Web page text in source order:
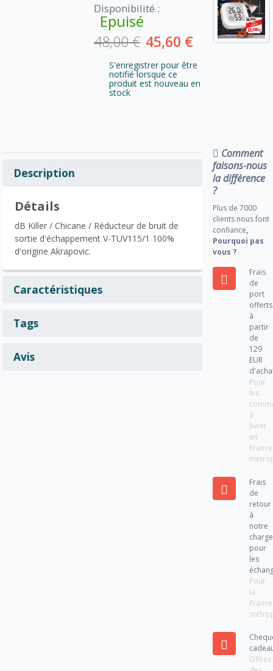
Disponibilité :
Epuisé
48,00 € 45,60 €
S'enregistrer pour être
notifié lorsque ce
produit est nouveau en
stock
Description
Détails
dB Killer / Chicane / Réducteur de bruit de
sortie d'échappement V-TUV115/1 100%
d'origine Akrapovic.
Caractéristiques
Tags
Avis
Comment
faisons-nous
la différence
?
Plus de 7000
clients nous font
confiance,
Pourquoi pas
vous ?
Frais
de
port
offerts
à
partir
de
129
EUR
Pour
les
à
livrer
en
France
Frais
de
retour
à
notre
charge
pour
les
Pour
la
France
Offrez